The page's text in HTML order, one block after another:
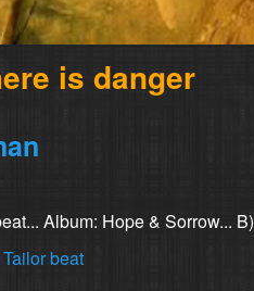
is danger
Album: Hope & Sorrow... B)
beat